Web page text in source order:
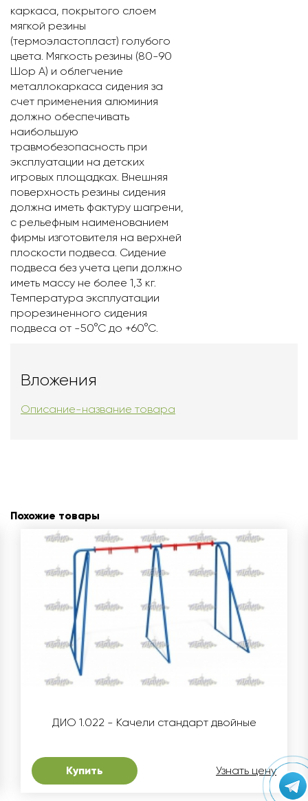
каркаса, покрытого слоем
мягкой резины
(термоэластопласт) голубого
цвета. Мягкость резины (80-90
Шор А) и облегчение
металлокаркаса сидения за
счет применения алюминия
должно обеспечивать
наибольшую
травмобезопасность при
эксплуатации на детских
игровых площадках. Внешняя
поверхность резины сидения
должна иметь фактуру шагрени,
с рельефным наименованием
фирмы изготовителя на верхней
плоскости подвеса. Сидение
подвеса без учета цепи должно
иметь массу не более 1,3 кг.
Температура эксплуатации
прорезиненного сидения
подвеса от -50°С до +60°С.
Вложения
Описание-название товара
Похожие товары
ДИО 1.022 - Качели стандарт двойные
Купить Узнать цену